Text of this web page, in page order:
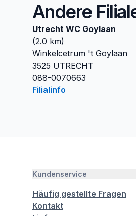
Andere
Utrecht WC Goylaan
(2.0 km)
Winkelcetrum 't Goylaan
3525 UTRECHT
088-0070663
Filialinfo
Kundenservice
Häufig gestellte Fragen
Kontakt